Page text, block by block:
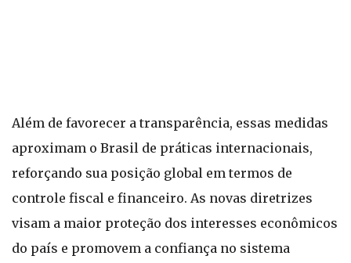
Além de favorecer a transparência, essas medidas
aproximam o Brasil de práticas internacionais,
reforçando sua posição global em termos de
controle fiscal e financeiro. As novas diretrizes
visam a maior proteção dos interesses econômicos
do país e promovem a confiança no sistema